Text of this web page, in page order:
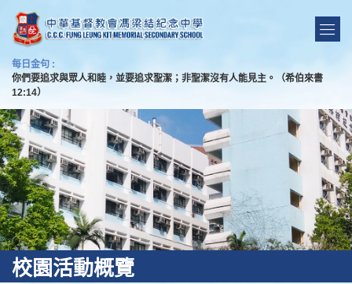
每日金句 :
你們要追求與眾人和睦，並要追求聖潔；非聖潔沒有人能見主。（希伯來書
12:14）
校園活動概覽